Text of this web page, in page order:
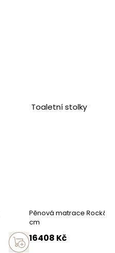
Toaletní stolky
Pěnová matrace
cm
16408 Kč